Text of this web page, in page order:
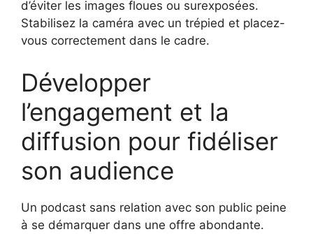
d’éviter les images floues ou surexposées.
Stabilisez la caméra avec un trépied et placez-
vous correctement dans le cadre.
Développer
l’engagement et la
diffusion pour fidéliser
son audience
Un podcast sans relation avec son public peine
à se démarquer dans une offre abondante.